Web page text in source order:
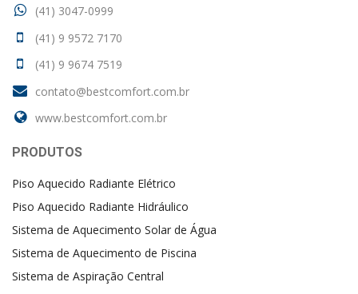
(41) 3047-0999
(41) 9 9572 7170
(41) 9 9674 7519
contato@bestcomfort.com.br
www.bestcomfort.com.br
PRODUTOS
Piso Aquecido Radiante Elétrico
Piso Aquecido Radiante Hidráulico
Sistema de Aquecimento Solar de Água
Sistema de Aquecimento de Piscina
Sistema de Aspiração Central